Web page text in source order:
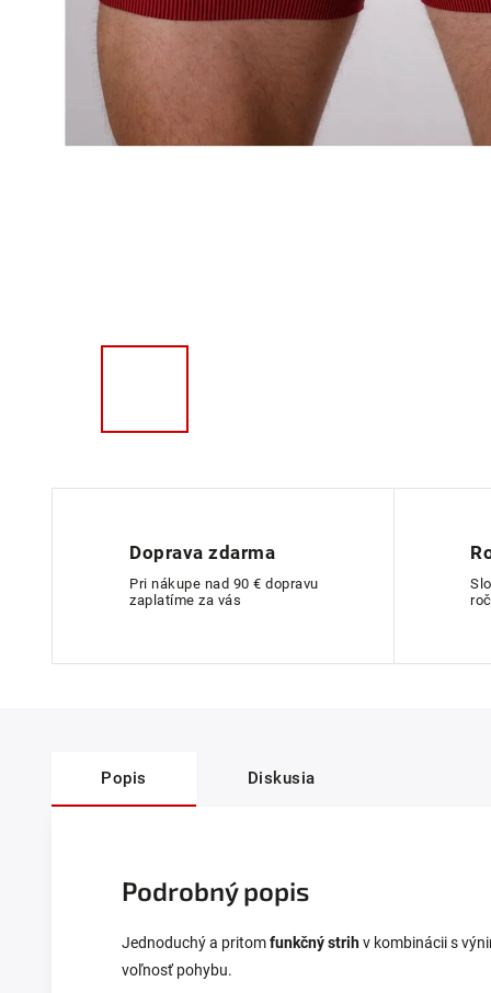
Doprava zdarma
Pri nákupe nad 90 € dopravu
zaplatíme za vás
Popis Diskusia
Podrobný popis
Jednoduchý a pritomfunkčný strihv kombinácii s
voľnosť pohybu.